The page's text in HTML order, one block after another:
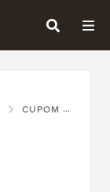
CUPOM WPCODE